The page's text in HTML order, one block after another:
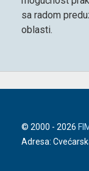
sa radom
oblasti.
© 2000 - 2026
Adresa: